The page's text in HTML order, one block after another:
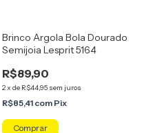
Brinco Argola Bola Dourado
Semijoia Lesprit 5164
R$89,90
2x de R$44,95 sem juros
R$85,41 com Pix